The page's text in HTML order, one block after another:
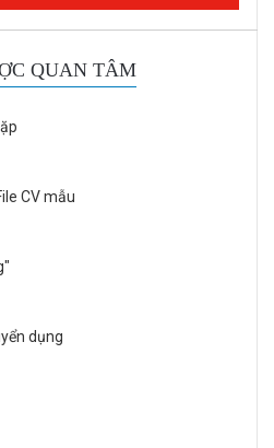
QUAN TÂM
CV mẫu
dụng